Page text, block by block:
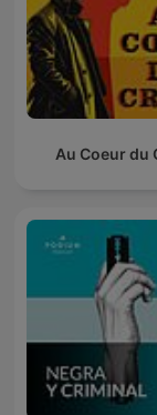
Au Coeur du